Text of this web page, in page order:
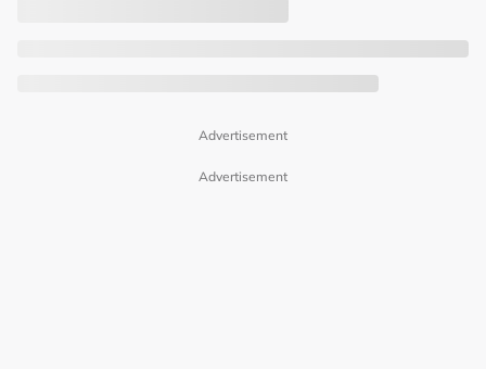
Advertisement
Advertisement